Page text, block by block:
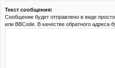
Текст сообщения:
Сообщение будет отправлено в виде
или BBCode. В качестве обратного адреса